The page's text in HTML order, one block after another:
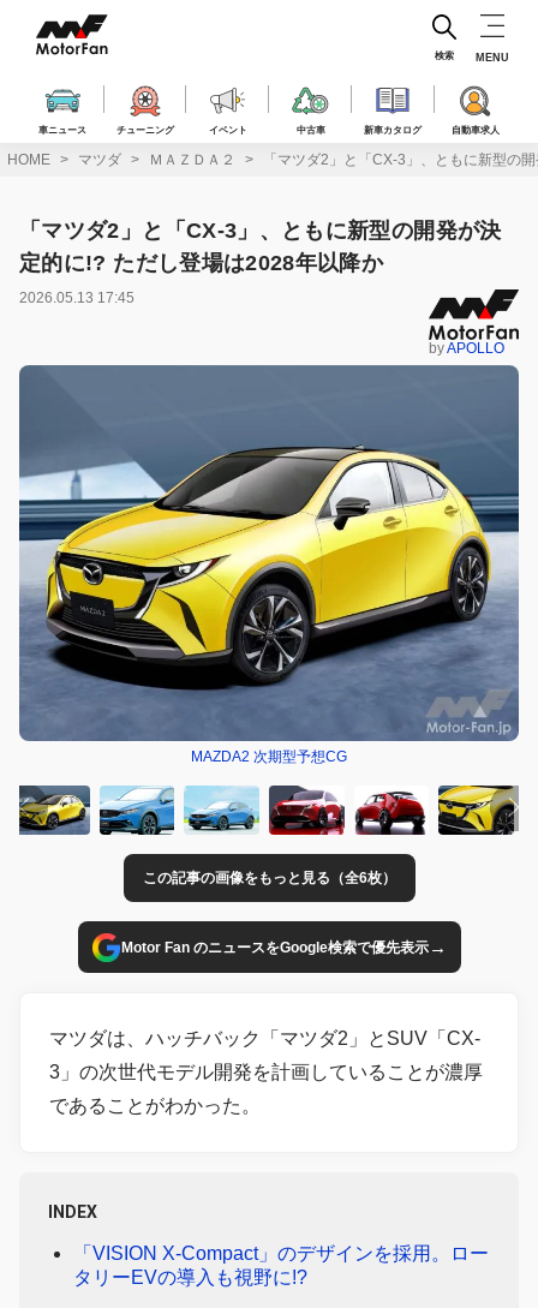
ス
車ニュース チューニング イベント 中古車 新車カタログ 自動車求人
検索 MENU
HOME マツダ ＭＡＺＤＡ２ 「マツダ2」と「CX-3」、ともに新型の
「マツダ2」と「CX-3」、ともに新型の開発が決
定的に!? ただし登場は2028年以降か
2026.05.13 17:45
byAPOLLO
MAZDA2 次期型予想CG
この記事の画像をもっと見る（全6枚）
Motor Fan のニュースをGoogle検索で優先表示→
マツダは、ハッチバック「マツダ2」とSUV「CX-
3」の次世代モデル開発を計画していることが濃厚
であることがわかった。
INDEX
「VISION X-Compact」のデザインを採用。ロー
タリーEVの導入も視野に!?